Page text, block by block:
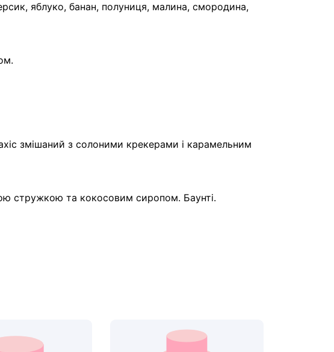
яблуко, банан, полуниця, малина, смородина,
змішаний з солоними крекерами і карамельним
стружкою та кокосовим сиропом. Баунті.